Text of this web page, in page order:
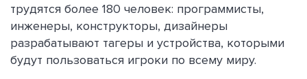
трудятся более 180 человек: программисты,
инженеры, конструкторы, дизайнеры
разрабатывают тагеры и устройства, которыми
будут пользоваться игроки по всему миру.